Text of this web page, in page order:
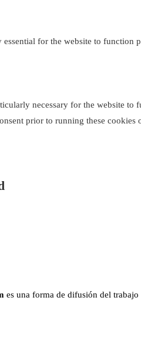
essential for the website to
necessary for the website to
prior to running these cookies
es una forma de difusión del